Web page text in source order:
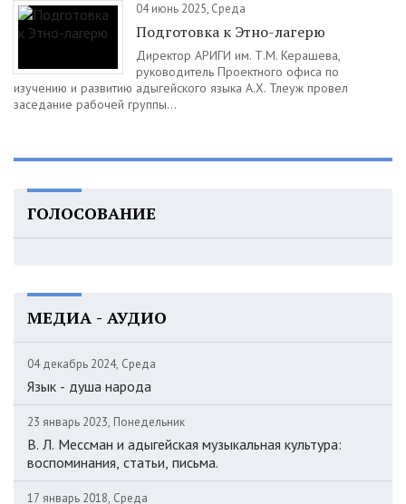
04 июнь 2025, Среда
Подготовка к Этно-лагерю
Директор АРИГИ им. Т.М. Керашева,
руководитель Проектного офиса по
изучению и развитию адыгейского языка А.Х. Тлеуж провел
заседание рабочей группы...
ГОЛОСОВАНИЕ
МЕДИА - АУДИО
04 декабрь 2024, Среда
Язык - душа народа
23 январь 2023, Понедельник
В. Л. Мессман и адыгейская музыкальная культура:
воспоминания, статьи, письма.
17 январь 2018, Среда